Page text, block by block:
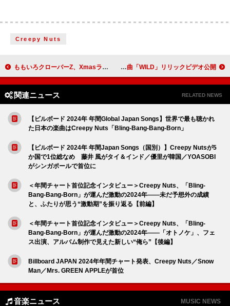
Creepy Nuts
ももいろクローバーZ、Xmasライブ映像作品より「LOST CHILD」ライブ映像公開 WENDY、ワンマンライブのパフォーマンス映像を使用した新曲「WILD」リリックビデオ公開
関連ニュース RELATED NEWS
【ビルボード 2024年 年間Global Japan Songs】世界で最も聴かれ
た日本の楽曲はCreepy Nuts「Bling-Bang-Bang-Born」
【ビルボード 2024年 年間Japan Songs（国別）】Creepy Nutsが5
か国で1位総なめ 藤井 風がタイ＆インド／優里が韓国／YOASOBI
がシンガポールで首位に
＜年間チャート首位記念インタビュー＞Creepy Nuts、「Bling-
Bang-Bang-Born」が運んだ激動の2024年――未だ予想外の成績
と、ふたりが思う“激動期”を振り返る【前編】
＜年間チャート首位記念インタビュー＞Creepy Nuts、「Bling-
Bang-Bang-Born」が運んだ激動の2024年――「オトノケ」、フェ
ス出演、アルバム制作で見えた新しい“俺ら”【後編】
Billboard JAPAN 2024年年間チャート発表、Creepy Nuts／Snow
Man／Mrs. GREEN APPLEが首位
音楽ニュース MUSIC NEWS